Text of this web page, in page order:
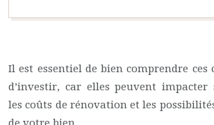
Il est essentiel de bien comprendre
d’investir, car elles peuvent impacter
les coûts de rénovation et les